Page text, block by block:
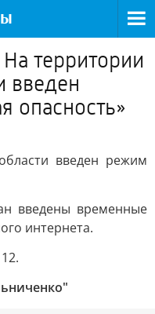
территории
введен
опасность»
введен режим
введены временные
интернета.